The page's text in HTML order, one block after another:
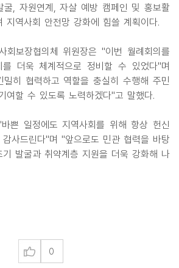
굴, 자원연계, 자살 예방 캠페인 및 홍보활
지역사회 안전망 강화에 힘쓸 계획이다.
회보장협의체 위원장은 "이번 월례회의를
를 더욱 체계적으로 정비할 수 있었다"며
밀히 협력하고 역할을 충실히 수행해 주민
여할 수 있도록 노력하겠다"고 말했다.
쁜 일정에도 지역사회를 위해 항상 헌신
사드린다"며 "앞으로도 민관 협력을 바탕
발굴과 취약계층 지원을 더욱 강화해 나
0